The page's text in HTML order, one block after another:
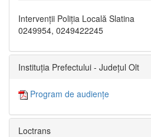
Intervenții Poliția Locală Slatina
0249954, 0249422245
Instituția Prefectului - Județul Olt
Program de audiențe
Loctrans